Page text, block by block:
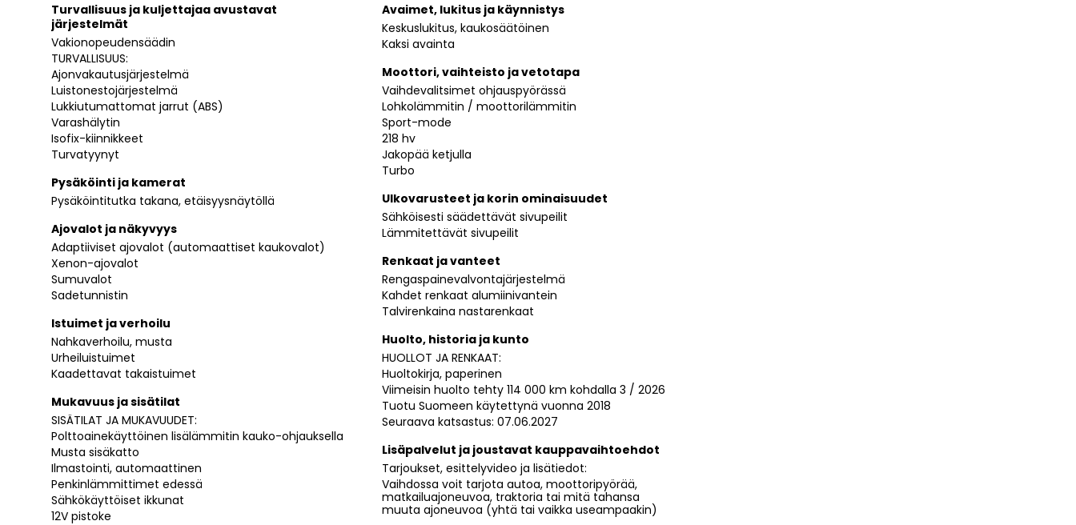
Turvallisuus ja kuljettajaa avustavat
järjestelmät
Vakionopeudensäädin
TURVALLISUUS:
Ajonvakautusjärjestelmä
Luistonestojärjestelmä
Lukkiutumattomat jarrut (ABS)
Varashälytin
Isofix-kiinnikkeet
Turvatyynyt
Pysäköinti ja kamerat
Pysäköintitutka takana, etäisyysnäytöllä
Ajovalot ja näkyvyys
Adaptiiviset ajovalot (automaattiset kaukovalot)
Xenon-ajovalot
Sumuvalot
Sadetunnistin
Istuimet ja verhoilu
Nahkaverhoilu, musta
Urheiluistuimet
Kaadettavat takaistuimet
Mukavuus ja sisätilat
SISÄTILAT JA MUKAVUUDET:
Polttoainekäyttöinen lisälämmitin kauko-ohjauksella
Musta sisäkatto
Ilmastointi, automaattinen
Penkinlämmittimet edessä
Sähkökäyttöiset ikkunat
12V pistoke
Avaimet, lukitus ja käynnistys
Keskuslukitus, kaukosäätöinen
Kaksi avainta
Moottori, vaihteisto ja vetotapa
Vaihdevalitsimet ohjauspyörässä
Lohkolämmitin / moottorilämmitin
Sport-mode
218 hv
Jakopää ketjulla
Turbo
Ulkovarusteet ja korin ominaisuudet
Sähköisesti säädettävät sivupeilit
Lämmitettävät sivupeilit
Renkaat ja vanteet
Rengaspainevalvontajärjestelmä
Kahdet renkaat alumiinivantein
Talvirenkaina nastarenkaat
Huolto, historia ja kunto
HUOLLOT JA RENKAAT:
Huoltokirja, paperinen
Viimeisin huolto tehty 114 000 km kohdalla 3 / 2026
Tuotu Suomeen käytettynä vuonna 2018
Seuraava katsastus: 07.06.2027
Lisäpalvelut ja joustavat kauppavaihtoehdot
Tarjoukset, esittelyvideo ja lisätiedot:
Vaihdossa voit tarjota autoa, moottoripyörää,
matkailuajoneuvoa, traktoria tai mitä tahansa
muuta ajoneuvoa (yhtä tai vaikka useampaakin)